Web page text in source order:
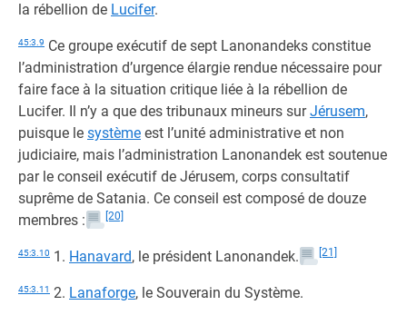
la rébellion de Lucifer.
45:3.9 Ce groupe exécutif de sept Lanonandeks constitue
l’administration d’urgence élargie rendue nécessaire pour
faire face à la situation critique liée à la rébellion de
Lucifer. Il n’y a que des tribunaux mineurs surJérusem,
puisque le système est l’unité administrative et non
judiciaire, mais l’administration Lanonandek est soutenue
par le conseil exécutif de Jérusem, corps consultatif
suprême de Satania. Ce conseil est composé de douze
membres :
[20]
45:3.10 1. Hanavard, le président Lanonandek. [21]
45:3.11 2. Lanaforge, le Souverain du Système.